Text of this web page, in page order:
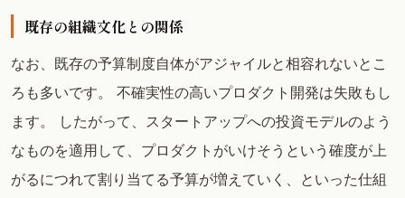
既存の組織文化との関係
なお、既存の予算制度自体がアジャイルと相容れないとこ
ろも多いです。 不確実性の高いプロダクト開発は失敗もし
ます。 したがって、スタートアップへの投資モデルのよう
なものを適用して、プロダクトがいけそうという確度が上
がるにつれて割り当てる予算が増えていく、といった仕組